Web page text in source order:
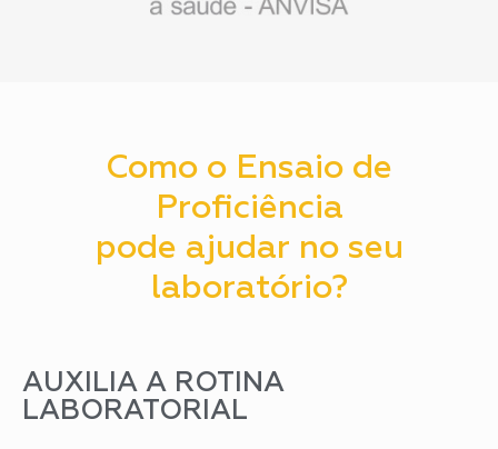
Como o Ensaio de
Proficiência
pode ajudar no seu
laboratório?
AUXILIA A ROTINA
LABORATORIAL